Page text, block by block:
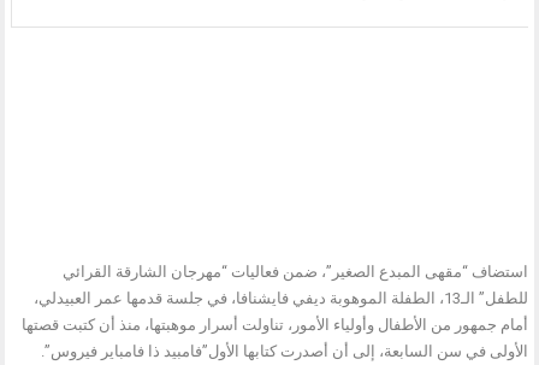
استضاف “مقهى المبدع الصغير”، ضمن فعاليات “مهرجان الشارقة القرائي
للطفل” الـ13، الطفلة الموهوبة ديفي فايشنافا، في جلسة قدمها عمر العبيدلي،
أمام جمهور من الأطفال وأولياء الأمور، تناولت أسرار موهبتها، منذ أن كتبت قصتها
الأولى في سن السابعة، إلى أن أصدرت كتابها الأول”فامبيد ذا فامباير فيروس”.